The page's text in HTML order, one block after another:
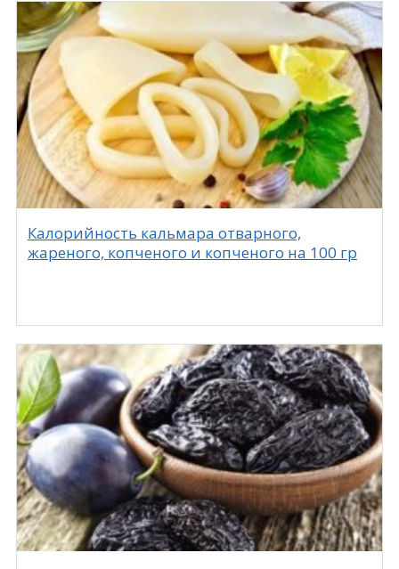
Калорийность кальмара отварного,
жареного, копченого и копченого на 100 гр